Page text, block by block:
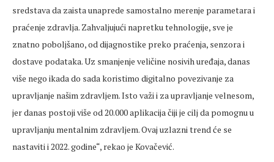
sredstava da zaista unaprede samostalno merenje parametara i
praćenje zdravlja. Zahvaljujući napretku tehnologije, sve je
znatno poboljšano, od dijagnostike preko praćenja, senzora i
dostave podataka. Uz smanjenje veličine nosivih uređaja, danas
više nego ikada do sada koristimo digitalno povezivanje za
upravljanje našim zdravljem. Isto važi i za upravljanje velnesom,
jer danas postoji više od 20.000 aplikacija čiji je cilj da pomognu u
upravljanju mentalnim zdravljem. Ovaj uzlazni trend će se
nastaviti i 2022. godine“, rekao je Kovačević.